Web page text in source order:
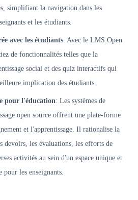
simplifiant la navigation dans les
et les étudiants.
avec les étudiants: Avec le LMS Open
de fonctionnalités telles que la
social et des quiz interactifs qui
implication des étudiants.
pour l'éducation: Les systèmes de
open source offrent une plate-forme
et l'apprentissage. Il rationalise la
devoirs, les évaluations, les efforts de
activités au sein d'un espace unique et
pour les enseignants.